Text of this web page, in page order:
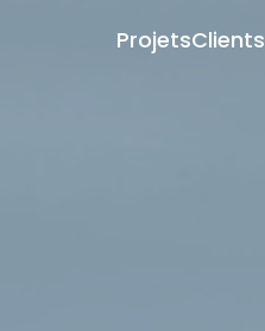
ProjetsClients